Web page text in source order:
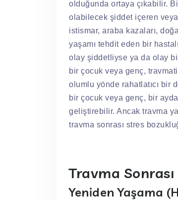
olduğunda ortaya çıkabilir.
olabilecek şiddet içeren
istismar, araba kazaları,
yaşamı tehdit eden bir
olay şiddetliyse ya da olay
bir çocuk veya genç,
olumlu yönde rahatlatıcı bir
bir çocuk veya genç, bir
geliştirebilir. Ancak travma
travma sonrası stres
Travma
Yeniden Yaşama